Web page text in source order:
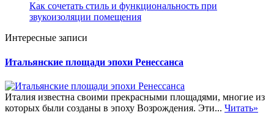
Как сочетать стиль и функциональность при
звукоизоляции помещения
Интересные записи
Итальянские площади эпохи Ренессанса
Италия известна своими прекрасными площадями, многие из
которых были созданы в эпоху Возрождения. Эти... Читать»